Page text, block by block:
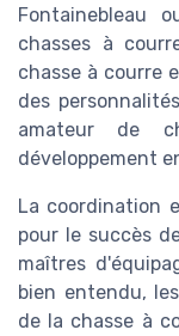
Fontainebleau
chasses à
chasse à courre
des
amateur de
développement
La coordination
pour le succès
maîtres
bien entendu,
de la chasse à